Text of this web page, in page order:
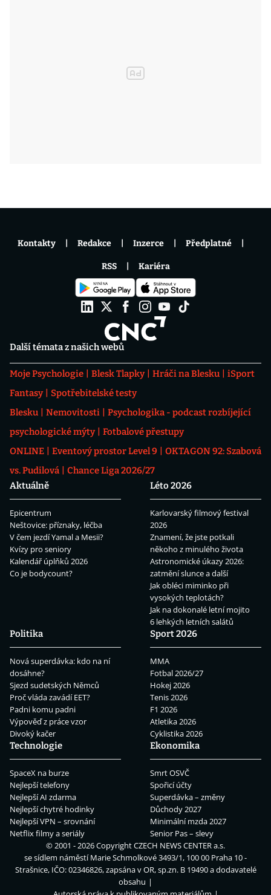
Další témata z našich webů
Moje Psychologie Blesk Tlapky Hráči na Blesku
iSport
Fantasy
Spotřebitelské testy
Blesku
Nemovitosti
Psychologika - podcast rozbíjející
psychologické mýty
Fotbalové přestupy
ONLINE
Eventový prostor Level 9
OKTAGON 92: Szabová
vs. Pudilová
Chance Liga 2026/27
Aktuálně
Epicentrum
Neštovice: příznaky, léčba
V čem jezdí Yamal a Mesii?
Kvízy pro seniory
Kalendář úplňků 2026
Co je bodycount?
Léto 2026
Karlovarský filmový festival
2026
Znamení, že jste potkali
někoho z minulého života
Astronomické úkazy 2026:
zatmění slunce a další
Jak obléci miminko při
vysokých teplotách?
Jak na dokonalé letní mojito
6 lehkých letních salátů
Politika
Nová superdávka: kdo na ní
dosáhne?
Sjezd sudetských Němců
Proč vláda zavádí EET?
Padni komu padni
Výpověď z práce vzor
Divoký kačer
Sport 2026
MMA
Fotbal 2026/27
Hokej 2026
Tenis 2026
F1 2026
Atletika 2026
Cyklistika 2026
Technologie
SpaceX na burze
Nejlepší telefony
Nejlepší AI zdarma
Nejlepší chytré hodinky
Nejlepší VPN – srovnání
Netflix filmy a seriály
Ekonomika
Smrt OSVČ
Spořicí účty
Superdávka – změny
Důchody 2027
Minimální mzda 2027
Senior Pas – slevy
Kontakty Redakce Inzerce Předplatné
RSS Kariéra
© 2001 - 2026 CopyrightCZECH NEWS CENTER a.s.
se sídlem náměstí Marie Schmolkové 3493/1, 100 00 Praha 10 -
Strašnice, IČO: 02346826, zapsána v OR, sp.zn. B 19490 a dodavatelé
obsahu